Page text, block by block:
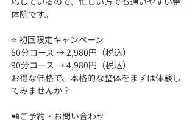
体院です。
⭐ 初回限定キャンペーン
60分コース → 2,980円（税込）
90分コース → 4,980円（税込）
お得な価格で、本格的な整体をまずは体験し
てみませんか？
📲ご予約・お問い合わせ